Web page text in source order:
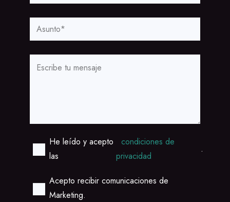
He leído y acepto
las
condiciones de
privacidad
.
Acepto recibir comunicaciones de
Marketing.